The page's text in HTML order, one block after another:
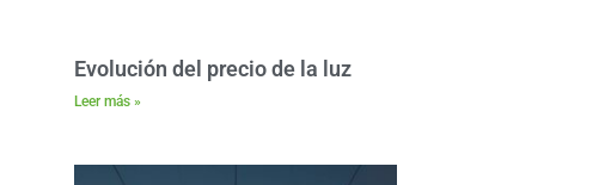
Evolución del precio de la luz
Leer más »